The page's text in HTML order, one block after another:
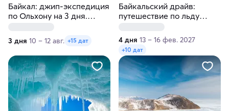
Байкал: джип-экспедиция
по Ольхону на 3 дня.
3 дня 10 – 12 авг. +15 дат
Байкальский драйв:
путешествие по льду
4 дня 13 – 16 фев. 2027
+10 дат